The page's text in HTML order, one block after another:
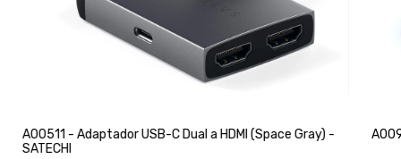
A00511 - Adaptador USB-C Dual a HDMI (Space Gray) -
SATECHI